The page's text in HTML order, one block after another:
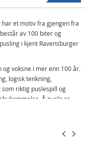
har et motiv fra gjengen fra
av 100 biter og
i kjent Ravensburger
voksne i mer enn 100 år.
logisk tenkning,
riktig puslespill og
Å pusle er
med familie og